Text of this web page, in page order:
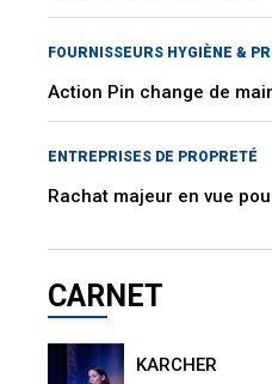
FOURNISSEURS HYGIÈNE &
Action Pin change de
ENTREPRISES DE PROPRETÉ
Rachat majeur en vue
CARNET
KARCHER